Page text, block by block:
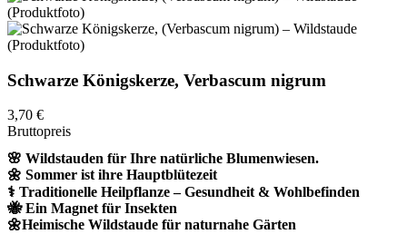
Schwarze Königskerze, Verbascum nigrum
3,70 €
Bruttopreis
🌸 Wildstauden für Ihre natürliche Blumenwiesen.
🌼 Sommer ist ihre Hauptblütezeit
⚕️ Traditionelle Heilpflanze – Gesundheit & Wohlbefinden
🐝 Ein Magnet für Insekten
🌼Heimische Wildstaude für naturnahe Gärten